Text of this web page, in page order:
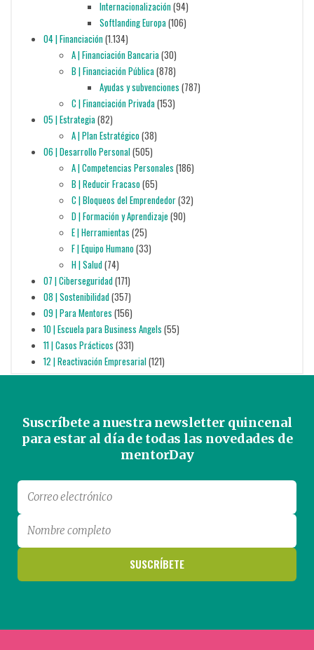
Internacionalización(94)
Softlanding Europa(106)
04 | Financiación(1.134)
A | Financiación Bancaria(30)
B | Financiación Pública(878)
Ayudas y subvenciones (787)
C | Financiación Privada(153)
05 | Estrategia(82)
A | Plan Estratégico(38)
06 | Desarrollo Personal(505)
A | Competencias Personales (186)
B | Reducir Fracaso(65)
C | Bloqueos del Emprendedor(32)
D | Formación y Aprendizaje (90)
E | Herramientas (25)
F | Equipo Humano(33)
H | Salud(74)
07 | Ciberseguridad(171)
08 | Sostenibilidad(357)
09 | Para Mentores (156)
10 | Escuela para Business Angels (55)
11 | Casos Prácticos (331)
12 | Reactivación Empresarial(121)
Suscríbete a nuestra newsletter quincenal
para estar al día de todas las novedades de
mentorDay